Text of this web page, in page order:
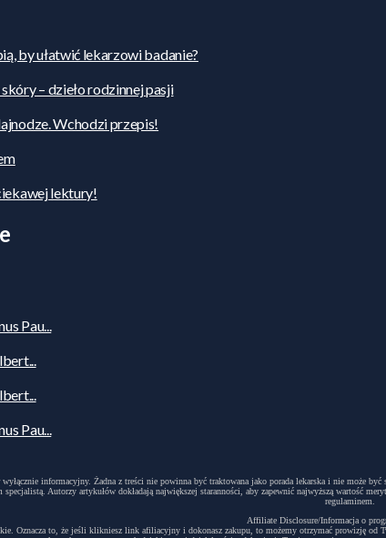
by ułatwić lekarzowi badanie?
– dzieło rodzinnej pasji
Wchodzi przepis!
lektury!
Pau...
Pau...
informacyjny. Żadna z treści nie powinna być traktowana jako porada lekarska i nie może
Autorzy artykułów dokładają największej staranności, aby zapewnić najwyższą wartość
regulaminem.
Affiliate Disclosure/Informacja o
Oznacza to, że jeśli klikniesz link afiliacyjny i dokonasz zakupu, to możemy otrzymać prowizję od